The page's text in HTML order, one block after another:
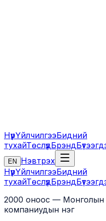
НүүрҮйлчилгээБидний
тухайТөслүүдБрэнд
EN
Нэвтрэх
НүүрҮйлчилгээБидний
тухайТөслүүдБрэнд
2000 оноос — Монголын
компаниудын нэг